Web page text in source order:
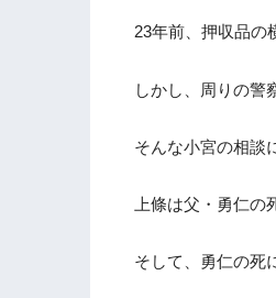
23年前、押収品の
しかし、周りの警
そんな小宮の相談
上條は父・勇仁の
そして、勇仁の死